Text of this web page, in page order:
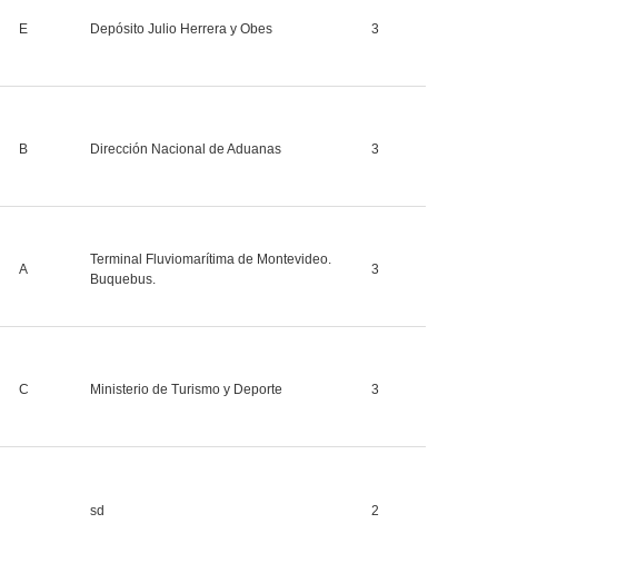
E Depósito Julio Herrera y Obes 3
B Dirección Nacional de Aduanas 3
A
Terminal Fluviomarítima de Montevideo.
Buquebus.
3
C Ministerio de Turismo y Deporte 3
sd 2